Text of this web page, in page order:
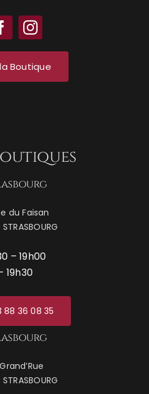
du Faisan
– 19h00
19h30
88 36 08 35
Boutique